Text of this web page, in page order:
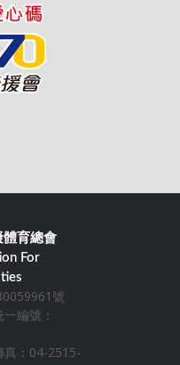
體育總會
For
號
編號：
：04-2515-